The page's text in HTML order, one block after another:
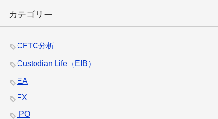
カテゴリー
CFTC分析
Custodian Life（EIB）
EA
FX
IPO